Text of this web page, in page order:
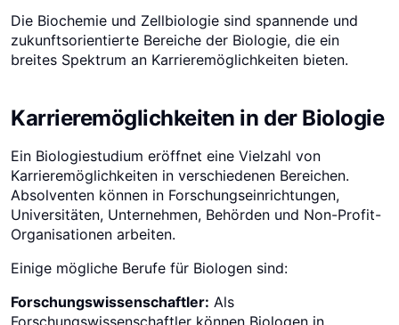
Die Biochemie und Zellbiologie sind spannende und
zukunftsorientierte Bereiche der Biologie, die ein
breites Spektrum an Karrieremöglichkeiten bieten.
Karrieremöglichkeiten in der Biologie
Ein Biologiestudium eröffnet eine Vielzahl von
Karrieremöglichkeiten in verschiedenen Bereichen.
Absolventen können in Forschungseinrichtungen,
Universitäten, Unternehmen, Behörden und Non-Profit-
Organisationen arbeiten.
Einige mögliche Berufe für Biologen sind:
Forschungswissenschaftler: Als